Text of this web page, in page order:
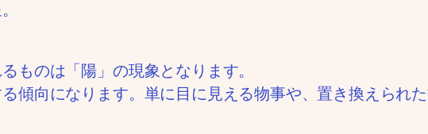
ものは「陽」の現象となります。
傾向になります。単に目に見える物事や、置き換えられ